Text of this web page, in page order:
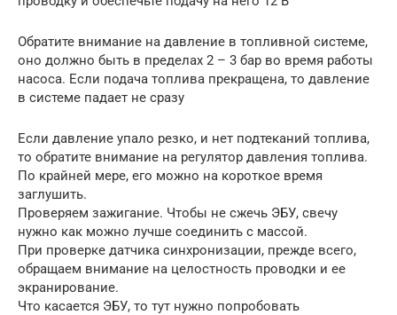
Обратите внимание на давление в топливной системе,
оно должно быть в пределах 2 – 3 бар во время работы
насоса. Если подача топлива прекращена, то давление
в системе падает не сразу
Если давление упало резко, и нет подтеканий топлива,
то обратите внимание на регулятор давления топлива.
По крайней мере, его можно на короткое время
заглушить.
Проверяем зажигание. Чтобы не сжечь ЭБУ, свечу
нужно как можно лучше соединить с массой.
При проверке датчика синхронизации, прежде всего,
обращаем внимание на целостность проводки и ее
экранирование.
Что касается ЭБУ, то тут нужно попробовать